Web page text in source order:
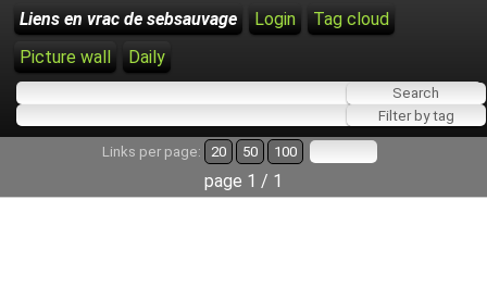
Liens en vrac de sebsauvage Login
Tag cloud
Picture wall
Daily
Links per page: 20 50 100
page 1 / 1